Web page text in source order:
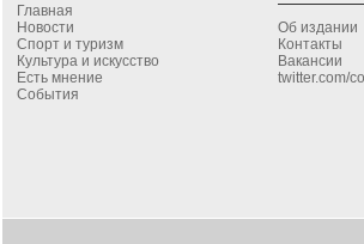
Главная
Новости
Спорт и туризм
Культура и искусство
Есть мнение
События
Об издании
Контакты
Вакансии
twitter.com/